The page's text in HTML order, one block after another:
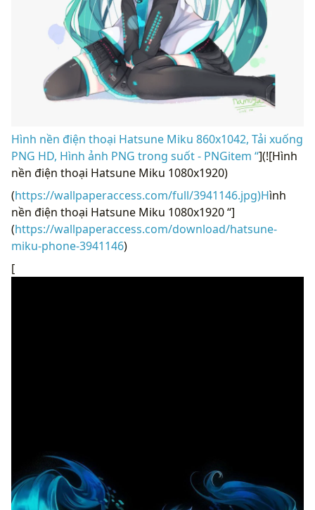
Hình nền điện thoại Hatsune Miku 860x1042, Tải xuống
PNG HD, Hình ảnh PNG trong suốt - PNGitem “](![Hình
nền điện thoại Hatsune Miku 1080x1920)
(https://wallpaperaccess.com/full/3941146.jpg)Hình
nền điện thoại Hatsune Miku 1080x1920 “]
(https://wallpaperaccess.com/download/hatsune-
miku-phone-3941146)
[